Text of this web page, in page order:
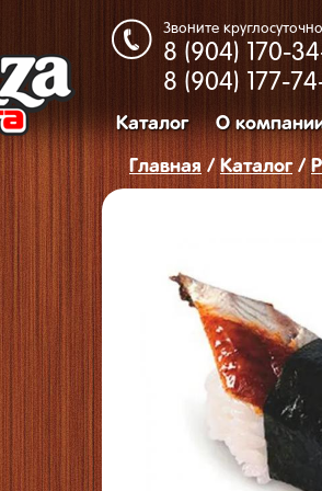
Звоните
8 (904) 170-
8 (904) 177-
Каталог О
Главная /Каталог/